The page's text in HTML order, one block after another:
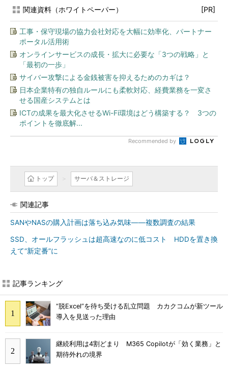
関連資料（ホワイトペーパー） [PR]
工事・保守現場の協力会社対応を大幅に効率化、パートナー
ポータル活用術
オンラインサービスの成長・拡大に必要な「3つの戦略」と
「最初の一歩」
サイバー攻撃による金銭被害を抑えるためのカギは？
日本企業特有の独自ルールにも柔軟対応、経費業務を一変さ
せる国産システムとは
ICTの成果を最大化させるWi-Fi環境はどう構築する？ 3つの
ポイントを徹底解...
Recommended by
トップ サーバ＆ストレージ
関連記事
SANやNASの購入計画は落ち込み気味――複数調査の結果
SSD、オールフラッシュは超高速なのに低コスト HDDを置き換
えて“新定番”に
記事ランキング
“脱Excel”を待ち受ける乱立問題 カカクコムが新ツール
導入を見送った理由
継続利用は4割どまり M365 Copilotが「効く業務」と
期待外れの境界